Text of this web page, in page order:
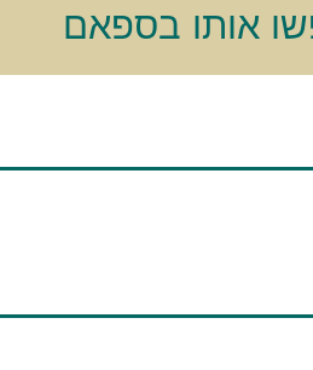
אותו בספאם